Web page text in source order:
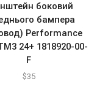
боковий
бампера
Performance
24+ 1818920-00-
F
$35